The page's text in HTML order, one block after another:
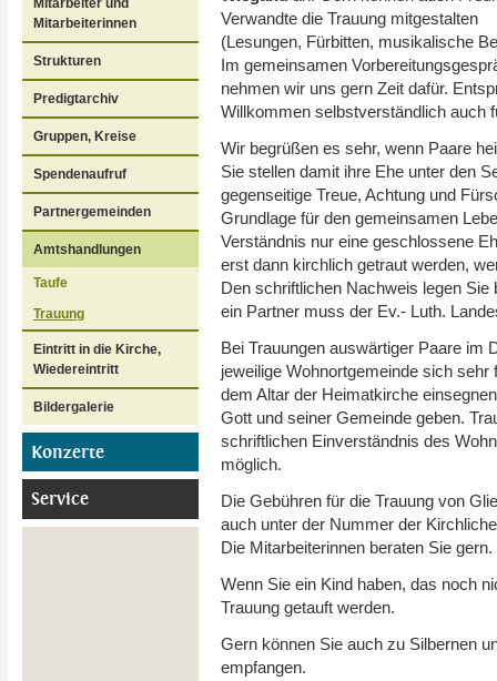
Mitarbeiterinnen
Strukturen
Predigtarchiv
Gruppen, Kreise
Spendenaufruf
Partnergemeinden
Amtshandlungen
Taufe
Trauung
Eintritt in die Kirche,
Wiedereintritt
Bildergalerie
Konzerte
Service
Verwandte die Trauung mitgestalten
(Lesungen, Fürbitten, musikalische
Im gemeinsamen
nehmen wir uns gern Zeit dafür.
Willkommen selbstverständlich auch
Wir begrüßen es sehr, wenn Paare
Sie stellen damit ihre Ehe unter den
gegenseitige Treue, Achtung und
Grundlage für den gemeinsamen
Verständnis nur eine geschlossene
erst dann kirchlich getraut werden,
Den schriftlichen Nachweis legen
ein Partner muss der Ev.- Luth.
Bei Trauungen auswärtiger Paare im
jeweilige Wohnortgemeinde sich
dem Altar der Heimatkirche
Gott und seiner Gemeinde geben.
schriftlichen Einverständnis des
möglich.
Die Gebühren für die Trauung von
auch unter der Nummer der
Die Mitarbeiterinnen beraten Sie gern.
Wenn Sie ein Kind haben, das noch
Trauung getauft werden.
Gern können Sie auch zu Silbernen
empfangen.